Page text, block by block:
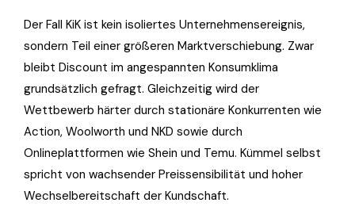
Der Fall KiK ist kein isoliertes Unternehmensereignis,
sondern Teil einer größeren Marktverschiebung. Zwar
bleibt Discount im angespannten Konsumklima
grundsätzlich gefragt. Gleichzeitig wird der
Wettbewerb härter durch stationäre Konkurrenten wie
Action, Woolworth und NKD sowie durch
Onlineplattformen wie Shein und Temu. Kümmel selbst
spricht von wachsender Preissensibilität und hoher
Wechselbereitschaft der Kundschaft.